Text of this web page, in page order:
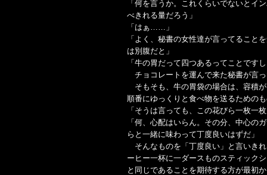
「何を言うか。これくらいでないとイ
べきれる量だろう」
「はぁ……」
「よく、秘書の女性達が言ってること
は別腹だと」
「牛の胃だって四つあるってことで
チョコレートを運んで来た秘書が言
そもそも、牛の胃袋の場合は、容積
順番にゆっくりと食べ物を送るための
「そうは言っても、この花びら一枚
「何、心配はいらん。その分、中心の
らと一緒に味わって丁度良いはずだ」
そんなものを「丁度良い」と言いき
ーヒー一杯に一ダースものスティック
と同じであることを期待する方が最初